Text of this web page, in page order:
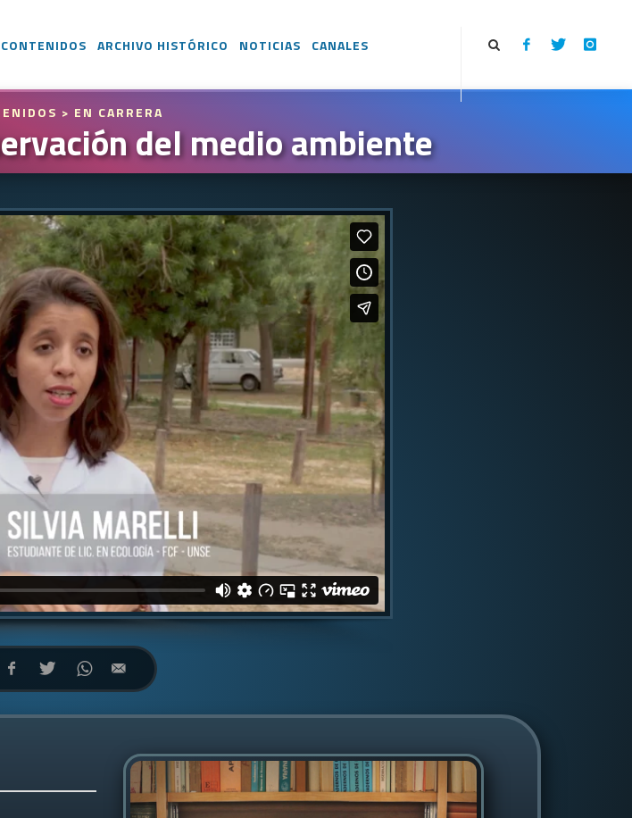
CONTENIDOS ARCHIVO HISTÓRICO NOTICIAS
CANALES
> EN CARRERA
del medio ambiente